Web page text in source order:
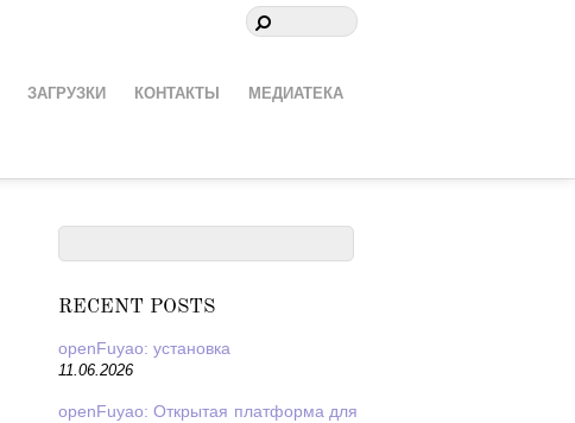
ЗАГРУЗКИ КОНТАКТЫ МЕДИАТЕКА
RECENT POSTS
openFuyao: установка
11.06.2026
openFuyao: Открытая платформа для